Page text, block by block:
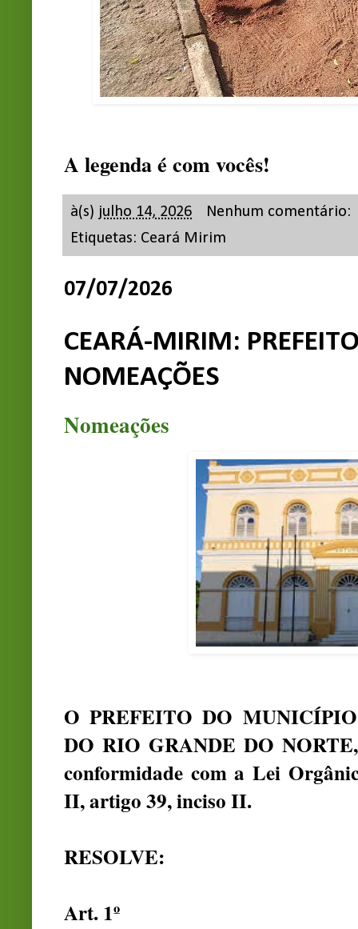
A legenda é com vocês!
à(s) julho 14, 2026
Nenhum comentário:
Etiquetas: Ceará Mirim
07/07/2026
CEARÁ-MIRIM:
NOMEAÇÕES
Nomeações
O PREFEITO DO
DO RIO GRANDE DO
conformidade com a Lei
II, artigo 39, inciso II.
RESOLVE:
Art. 1º